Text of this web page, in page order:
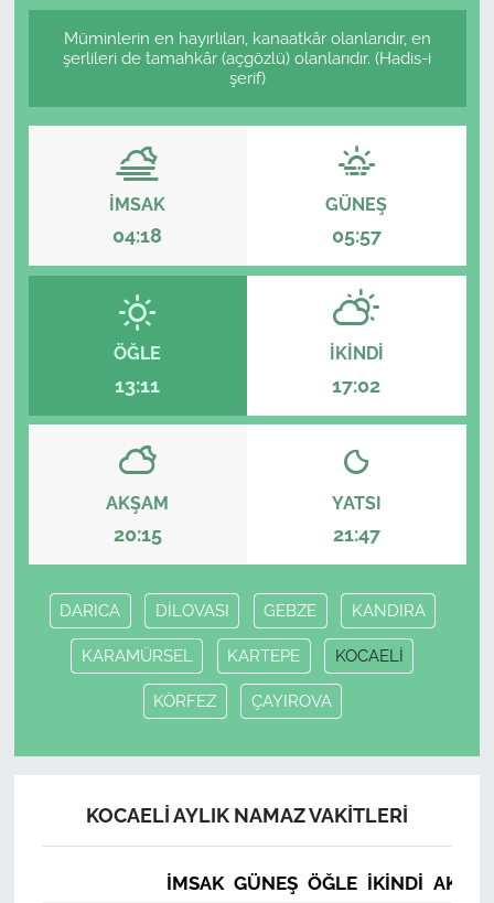
Müminlerin en hayırlıları, kanaatkâr olanlarıdır, en
şerlileri de tamahkâr (açgözlü) olanlarıdır. (Hadis-i
şerif)
İMSAK
04:18
GÜNEŞ
05:57
ÖĞLE
13:11
İKINDI
17:02
AKŞAM
20:15
YATSI
21:47
DARICA DİLOVASI GEBZE KANDIRA
KARAMÜRSEL KARTEPE KOCAELİ
KÖRFEZ ÇAYIROVA
KOCAELİ AYLIK NAMAZ VAKITLERI
İMSAK GÜNEŞ ÖĞLE İKINDI